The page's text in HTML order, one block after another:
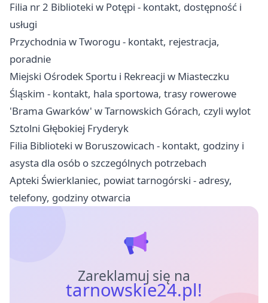
Filia nr 2 Biblioteki w Potępi - kontakt, dostępność i
usługi
Przychodnia w Tworogu - kontakt, rejestracja,
poradnie
Miejski Ośrodek Sportu i Rekreacji w Miasteczku
Śląskim - kontakt, hala sportowa, trasy rowerowe
'Brama Gwarków' w Tarnowskich Górach, czyli wylot
Sztolni Głębokiej Fryderyk
Filia Biblioteki w Boruszowicach - kontakt, godziny i
asysta dla osób o szczególnych potrzebach
Apteki Świerklaniec, powiat tarnogórski - adresy,
telefony, godziny otwarcia
Zareklamuj się na
tarnowskie24.pl!